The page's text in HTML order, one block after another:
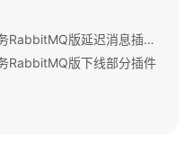
【下线公告】华为分布式消息服务RabbitMQ版延迟消息插件下线公告
RabbitMQ版下线部分插件